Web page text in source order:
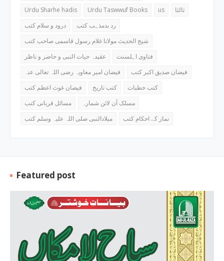
Urdu Sharhe hadis
Urdu Taswwuf Books us
ثالثا
درود و سلام کتب
رد بدمذہب کتب
شیخ الحدیث مولانا غلام رسول قاسمی صاحب کتب
عقیدہ حیات النبی و حاضر و ناظر
فتاوی اہلسنت
فیضان امیر معاویہ رضی اللہ تعالی عنہ
فیضان صدیق اکبر کتب
فیضان غوث اعظم کتب
کتب تاریخ
کتب خطبات
مسائل قربانی کتب
مسلک آن لائن شمارہ
میلادالنبی صلی اللہ علیہ وسلم کتب
نماز کے احکام کتب
Featured post